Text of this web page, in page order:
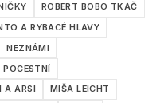
ROBERT BOBO TKÁČ
A RYBACÉ HLAVY
NEZNÁMI
A ARSI
MIŠA LEICHT